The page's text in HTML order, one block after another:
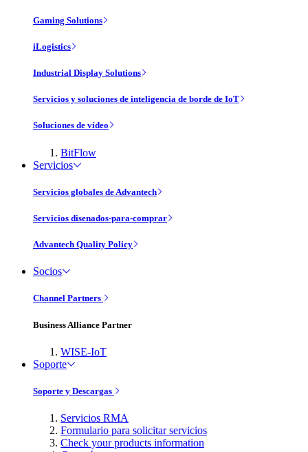
Gaming Solutions
iLogistics
Industrial Display Solutions
Servicios y soluciones de inteligencia de borde de IoT
Soluciones de vídeo
BitFlow
Servicios
Servicios globales de Advantech
Servicios disenados-para-comprar
Advantech Quality Policy
Socios
Channel Partners
Business Alliance Partner
WISE-IoT
Soporte
Soporte y Descargas
Servicios RMA
Formulario para solicitar servicios
Check your products information